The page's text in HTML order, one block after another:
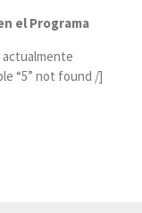
el Programa
“5” not found /]